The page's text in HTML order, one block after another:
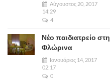
Αύγουστος 20, 2017
14:29
4
Νέο παιδιατρείο στη
Φλώρινα
Ιανουάριος 14, 2017
02:17
0